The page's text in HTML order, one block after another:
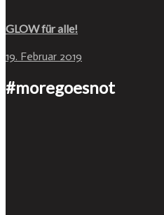
GLOW für alle!
19. Februar 2019
#moregoesnot